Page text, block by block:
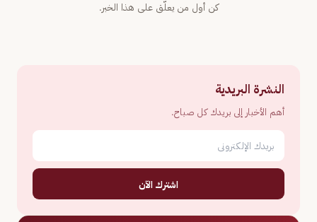
كن أول من يعلّق على هذا الخبر.
النشرة البريدية
أهم الأخبار إلى بريدك كل صباح.
اشترك الآن